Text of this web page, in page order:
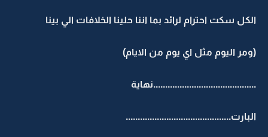
الكل سكت احترام لرائد بما اننا حلينا الخلافات الي بينا
(ومر اليوم مثل اي يوم من الايام)
...........................................نهاية
البارت............................................